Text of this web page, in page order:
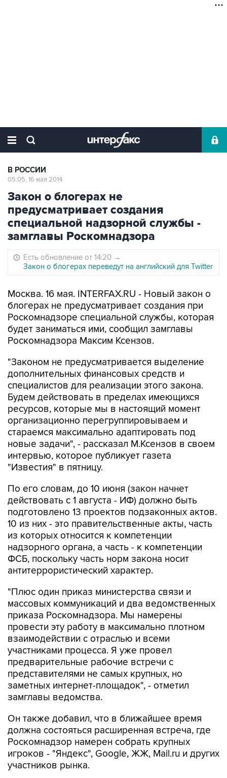
В РОССИИ
05:05, 16 мая 2014
Закон о блогерах не
предусматривает создания
специальной надзорной службы -
замглавы Роскомнадзора
Есть обновление от 14:20 →
Закон о блогерах переведут на английский для Twitter
Москва. 16 мая. INTERFAX.RU - Новый закон о
блогерах не предусматривает создания при
Роскомнадзоре специальной службы, которая
будет заниматься ими, сообщил замглавы
Роскомнадзора Максим Ксензов.
"Законом не предусматривается выделение
дополнительных финансовых средств и
специалистов для реализации этого закона.
Будем действовать в пределах имеющихся
ресурсов, которые мы в настоящий момент
организационно перегруппировываем и
стараемся максимально адаптировать под
новые задачи", - рассказал М.Ксензов в своем
интервью, которое публикует газета
"Известия" в пятницу.
По его словам, до 10 июня (закон начнет
действовать с 1 августа - ИФ) должно быть
подготовлено 13 проектов подзаконных актов.
10 из них - это правительственные акты, часть
из которых относится к компетенции
надзорного органа, а часть - к компетенции
ФСБ, поскольку часть норм закона носит
антитеррористический характер.
"Плюс один приказ министерства связи и
массовых коммуникаций и два ведомственных
приказа Роскомнадзора. Мы намерены
провести эту работу в максимально плотном
взаимодействии с отраслью и всеми
участниками процесса. Я уже провел
предварительные рабочие встречи с
представителями не самых крупных, но
заметных интернет-площадок", - отметил
замглавы ведомства.
Он также добавил, что в ближайшее время
должна состояться расширенная встреча, где
Роскомнадзор намерен собрать крупных
игроков - "Яндекс", Google, ЖЖ, Mail.ru и других
участников рынка.